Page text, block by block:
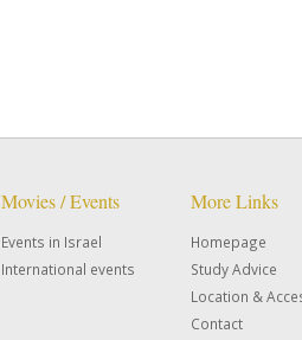
Movies / Events
Events in Israel
International events
More Links
Homepage
Study Advice
Location &
Contact